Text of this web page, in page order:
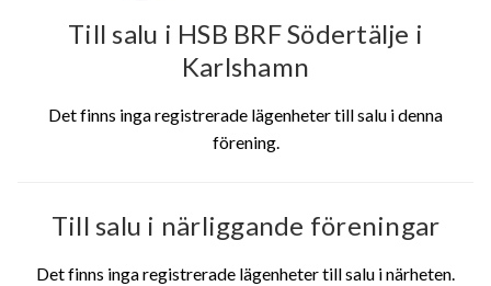
Till salu i HSB BRF Södertälje i
Karlshamn
Det finns inga registrerade lägenheter till salu i denna
förening.
Till salu i närliggande föreningar
Det finns inga registrerade lägenheter till salu i närheten.